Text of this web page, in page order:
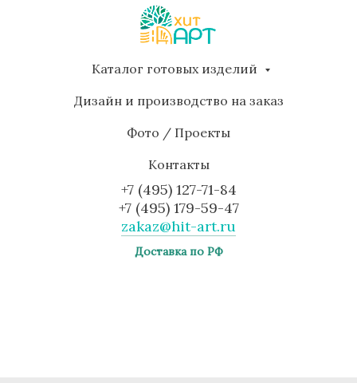
Каталог готовых изделий
Дизайн и производство на заказ
Фото / Проекты
Контакты
+7 (495) 127-71-84
+7 (495) 179-59-47
zakaz@hit-art.ru
Доставка по РФ